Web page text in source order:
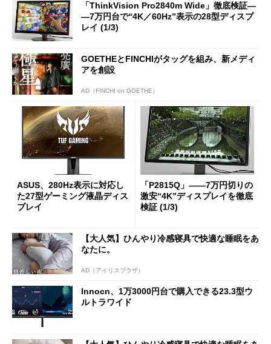
「ThinkVision Pro2840m Wide」徹底検証―
―7万円台で“4K／60Hz”表示の28型ディスプ
レイ (1/3)
GOETHEとFINCHIがタッグを組み、新メディ
アを創設
AD（FINCHI on GOETHE）
ASUS、280Hz表示に対応し
た27型ゲーミング液晶ディス
プレイ
「P2815Q」――7万円切りの
激安“4K”ディスプレイを徹底
検証 (1/3)
【大人気】ひんやり冷感寝具で快適な睡眠をあ
なたに。
AD（アイリスプラザ）
Innocn、1万3000円台で購入できる23.3型ウ
ルトラワイド